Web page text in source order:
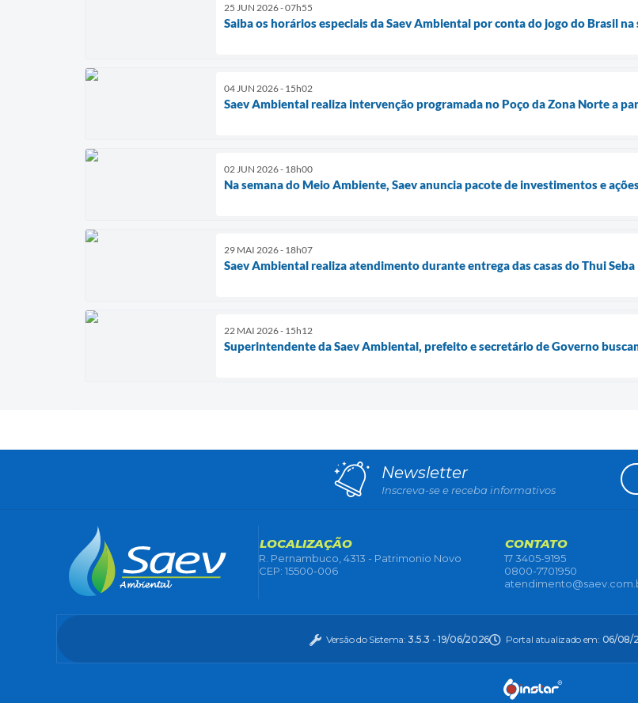
25 JUN 2026 - 07h55
Saiba os horários especiais da Saev Ambiental por conta do jogo do Brasil
04 JUN 2026 - 15h02
Saev Ambiental realiza intervenção programada no Poço da Zona Norte a
02 JUN 2026 - 18h00
Na semana do Meio Ambiente, Saev anuncia pacote de investimentos e
29 MAI 2026 - 18h07
Saev Ambiental realiza atendimento durante entrega das casas do Thui Seba
22 MAI 2026 - 15h12
Superintendente da Saev Ambiental, prefeito e secretário de Governo
Newsletter
Inscreva-se e receba informativos
LOCALIZAÇÃO
R. Pernambuco, 4313 - Patrimonio Novo
CEP: 15500-006
CONTATO
17 3405-9195
0800-7701950
Versão do Sistema:3.5.3 - 19/06/2026 Portal atualizado em: 06/08/